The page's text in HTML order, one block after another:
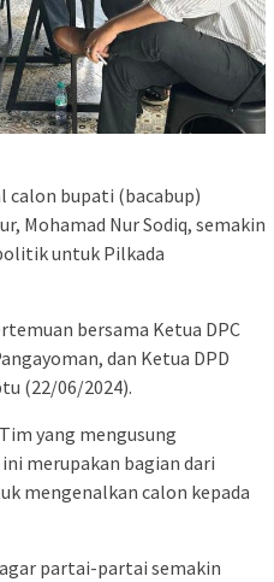
calon bupati (bacabup)
Mohamad Nur Sodiq, semakin
untuk Pilkada
bersama Ketua DPC
dan Ketua DPD
(22/06/2024).
yang mengusung
merupakan bagian dari
mengenalkan calon kepada
partai-partai semakin